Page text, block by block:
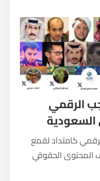
الرقمي
السعودية
كامتداد لقمع
المحتوى الحقوقي